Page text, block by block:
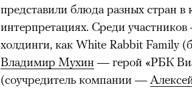
представили блюда разных стран в
интерпретациях. Среди
холдинги, как White Rabbit Family
Владимир Мухин — герой «РБК
(соучредитель компании —
Ekonika — главный ньюсмейкер
бренд снял в осенне-зимней
супермодель Роузи Хантингтон-
Анна и Том Боуден (Эми Адамс и
семейного празднования Дня
обнаруживают уложенных в рядочек
Возможно, это как-то связано с